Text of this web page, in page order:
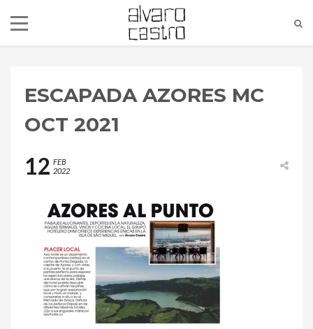
alvaro@alvarocastro.com
ESCAPADA AZORES MC
OCT 2021
12 FEB
2022